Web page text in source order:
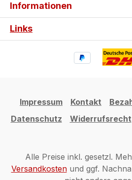
Informationen
Links
Impressum Kontakt
Datenschutz
Widerrufsrecht
Alle Preise inkl. gesetzl.
Versandkostenund ggf.